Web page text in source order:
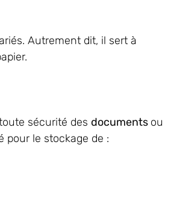
Autrement dit, il sert à
sécurité des documents ou
pour le stockage de :